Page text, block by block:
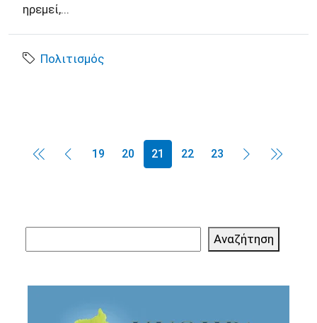
ηρεμεί,...
Πολιτισμός
19 20 21 22 23
Αναζήτηση